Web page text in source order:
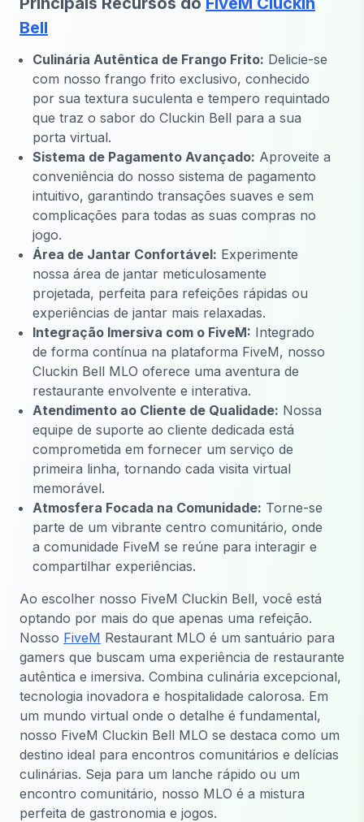
Bell
Culinária Autêntica de Frango Frito: Delicie-se
com nosso frango frito exclusivo, conhecido
por sua textura suculenta e tempero requintado
que traz o sabor do Cluckin Bell para a sua
porta virtual.
Sistema de Pagamento Avançado: Aproveite a
conveniência do nosso sistema de pagamento
intuitivo, garantindo transações suaves e sem
complicações para todas as suas compras no
jogo.
Área de Jantar Confortável: Experimente
nossa área de jantar meticulosamente
projetada, perfeita para refeições rápidas ou
experiências de jantar mais relaxadas.
Integração Imersiva com o FiveM: Integrado
de forma contínua na plataforma FiveM, nosso
Cluckin Bell MLO oferece uma aventura de
restaurante envolvente e interativa.
Atendimento ao Cliente de Qualidade: Nossa
equipe de suporte ao cliente dedicada está
comprometida em fornecer um serviço de
primeira linha, tornando cada visita virtual
memorável.
Atmosfera Focada na Comunidade: Torne-se
parte de um vibrante centro comunitário, onde
a comunidade FiveM se reúne para interagir e
compartilhar experiências.
Ao escolher nosso FiveM Cluckin Bell, você está
optando por mais do que apenas uma refeição.
Nosso FiveM Restaurant MLO é um santuário para
gamers que buscam uma experiência de restaurante
autêntica e imersiva. Combina culinária excepcional,
tecnologia inovadora e hospitalidade calorosa. Em
um mundo virtual onde o detalhe é fundamental,
nosso FiveM Cluckin Bell MLO se destaca como um
destino ideal para encontros comunitários e delícias
culinárias. Seja para um lanche rápido ou um
encontro comunitário, nosso MLO é a mistura
perfeita de gastronomia e jogos.